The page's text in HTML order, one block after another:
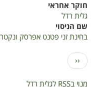
חוקר אחראי
גלית רדל
שם הניסוי
בחינת זני פטנט אפרסק
דפדוף
הדף
הקודם
‹‹
מנוי בRSS לגלית רדל